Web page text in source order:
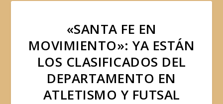
«SANTA FE EN
MOVIMIENTO»: YA ESTÁN
LOS CLASIFICADOS DEL
DEPARTAMENTO EN
ATLETISMO Y FUTSAL